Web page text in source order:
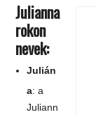
Julianna
rokon
nevek:
Julián
a: a
Juliann